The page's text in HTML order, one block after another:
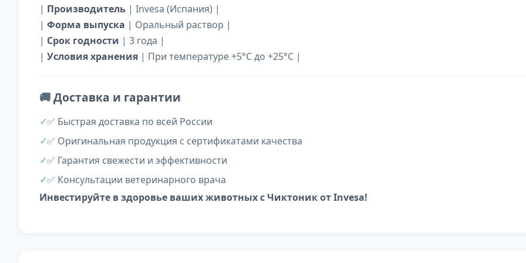
| Производитель | Invesa (Испания) |
| Форма выпуска | Оральный раствор |
| Срок годности | 3 года |
| Условия хранения | При температуре +5°C до +25°C |
🚚Доставка и гарантии
✅ Быстрая доставка по всей России
✅ Оригинальная продукция с сертификатами качества
✅ Гарантия свежести и эффективности
✅ Консультации ветеринарного врача
Инвестируйте в здоровье ваших животных с Чиктоник от Invesa!